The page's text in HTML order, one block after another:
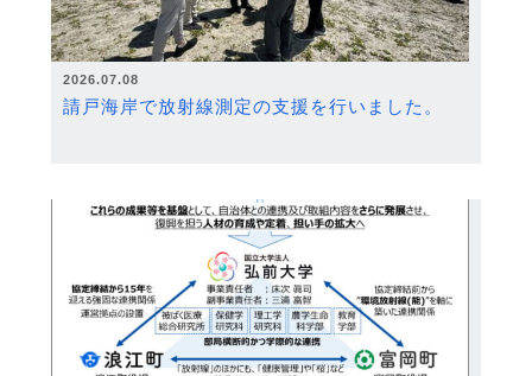
2026.07.08
請戸海岸で放射線測定の支援を行いました。